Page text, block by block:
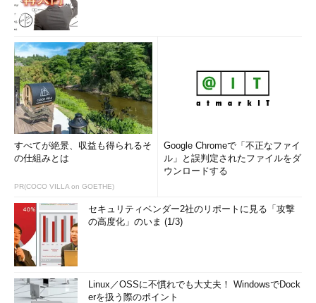
すべてが絶景、収益も得られるそ
の仕組みとは
PR(COCO VILLA on GOETHE)
Google Chromeで「不正なファイ
ル」と誤判定されたファイルをダ
ウンロードする
セキュリティベンダー2社のリポートに見る「攻撃
の高度化」のいま (1/3)
Linux／OSSに不慣れでも大丈夫！ WindowsでDock
erを扱う際のポイント